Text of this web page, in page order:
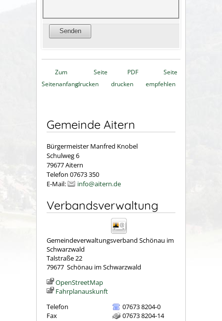
Zum
Seitenanfang
Seite
drucken
PDF
drucken
Seite
empfehlen
Gemeinde Aitern
Bürgermeister Manfred Knobel
Schulweg 6
79677 Aitern
Telefon 07673 350
E-Mail:
info@aitern.de
Verbandsverwaltung
Gemeindeverwaltungsverband Schönau im
Schwarzwald
Talstraße 22
79677 Schönau im Schwarzwald
OpenStreetMap
Fahrplanauskunft
Telefon
07673 8204-0
Fax
07673 8204-14